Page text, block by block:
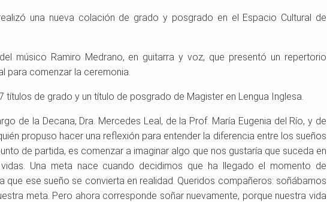
una nueva colación de grado y posgrado en el Espacio Cultural de
músico Ramiro Medrano, en guitarra y voz, que presentó un repertorio
para comenzar la ceremonia.
títulos de grado y un título de posgrado de Magister en Lengua Inglesa.
de la Decana, Dra. Mercedes Leal, de la Prof. María Eugenia del Río, y de
propuso hacer una reflexión para entender la diferencia entre los sueños
de partida, es comenzar a imaginar algo que nos gustaría que suceda en
Una meta nace cuando decidimos que ha llegado el momento de
que ese sueño se convierta en realidad. Queridos compañeros: soñábamos
meta. Pero ahora corresponde soñar nuevamente, porque nuestra vida